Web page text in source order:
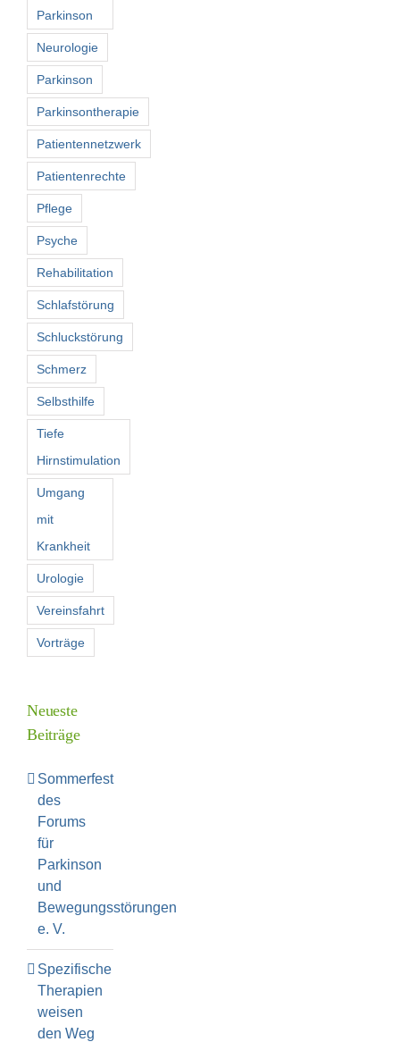
Parkinson
Neurologie
Parkinson
Parkinsontherapie
Patientennetzwerk
Patientenrechte
Pflege
Psyche
Rehabilitation
Schlafstörung
Schluckstörung
Schmerz
Selbsthilfe
Tiefe
Hirnstimulation
Umgang
mit
Krankheit
Urologie
Vereinsfahrt
Vorträge
Neueste
Beiträge
Sommerfest
des
Forums
für
Parkinson
und
Bewegungsstörungen
e. V.
Spezifische
Therapien
weisen
den Weg